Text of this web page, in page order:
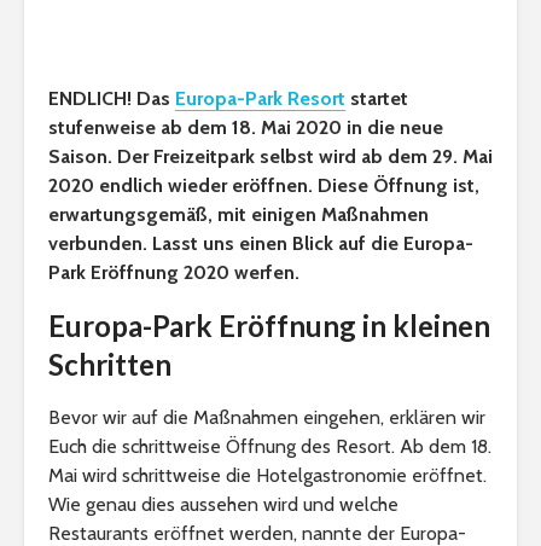
ENDLICH! Das Europa-Park Resort startet
stufenweise ab dem 18. Mai 2020 in die neue
Saison. Der Freizeitpark selbst wird ab dem 29. Mai
2020 endlich wieder eröffnen. Diese Öffnung ist,
erwartungsgemäß, mit einigen Maßnahmen
verbunden. Lasst uns einen Blick auf die Europa-
Park Eröffnung 2020 werfen.
Europa-Park Eröffnung in kleinen
Schritten
Bevor wir auf die Maßnahmen eingehen, erklären wir
Euch die schrittweise Öffnung des Resort. Ab dem 18.
Mai wird schrittweise die Hotelgastronomie eröffnet.
Wie genau dies aussehen wird und welche
Restaurants eröffnet werden, nannte der Europa-